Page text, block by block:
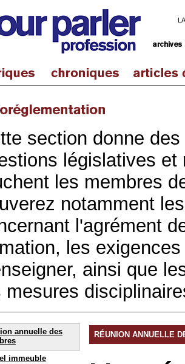
section donne
législatives et
les membres
notamment
l'agrément
les
ainsi que
mesures
annuelle des
immeuble
RÉUNION ANNUELLE